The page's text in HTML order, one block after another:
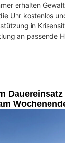
erhalten
Uhr kostenlos
in
an passende
Dauereinsatz